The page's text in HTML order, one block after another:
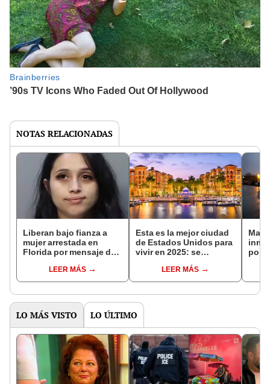
NOTAS RELACIONADAS
Liberan bajo fianza a
mujer arrestada en
Florida por mensaje de
novio: fue acusada de
abuso infantil
LEER MÁS
Esta es la mejor ciudad
de Estados Unidos para
vivir en 2025: se
pero no es Miami
LEER MÁS
LO MÁS VISTO LO ÚLTIMO